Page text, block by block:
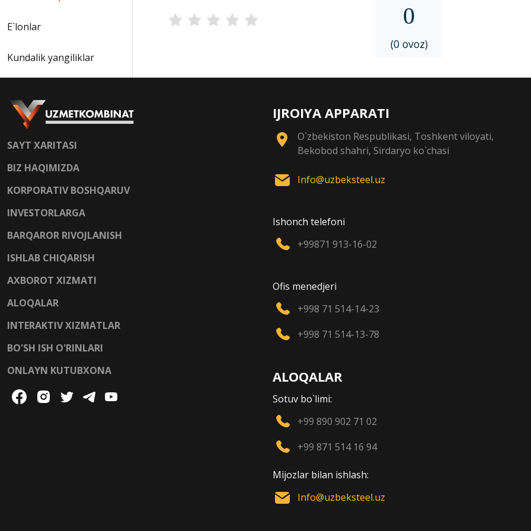
E`lonlar
Kundalik yangiliklar
0
(0 ovoz)
SAYT XARITASI
BIZ HAQIMIZDA
KORPORATIV BOSHQARUV
INVESTORLARGA
BARQAROR RIVOJLANISH
ISHLAB CHIQARISH
AXBOROT XIZMATI
ALOQALAR
INTERAKTIV XIZMATLAR
BO'SH ISH O'RINLARI
ONLAYN KUTUBXONA
IJROIYA APPARATI
O`zbekiston Respublikasi, Toshkent viloyati,
Bekobod shahri, Sirdaryo ko`chasi
Info@uzbeksteel.uz
Ishonch telefoni
+99871 913-16-02
Ofis menedjeri
+998 71 514-14-23
+998 71 514-13-78
ALOQALAR
Sotuv bo`limi:
+99 890 902 71 02
+99 871 514 16 94
Mijozlar bilan ishlash:
Info@uzbeksteel.uz